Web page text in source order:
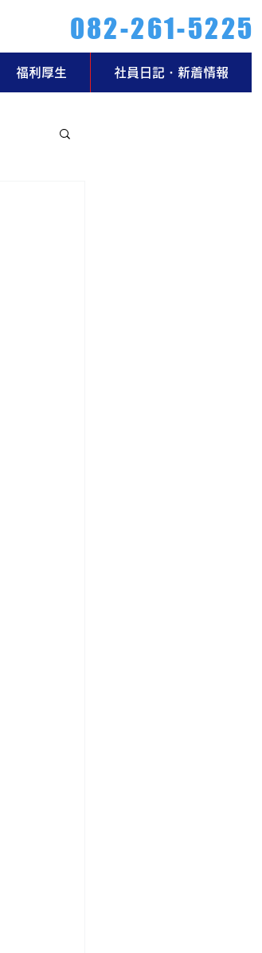
082-261-5225
福利厚生 社員日記・新着情報